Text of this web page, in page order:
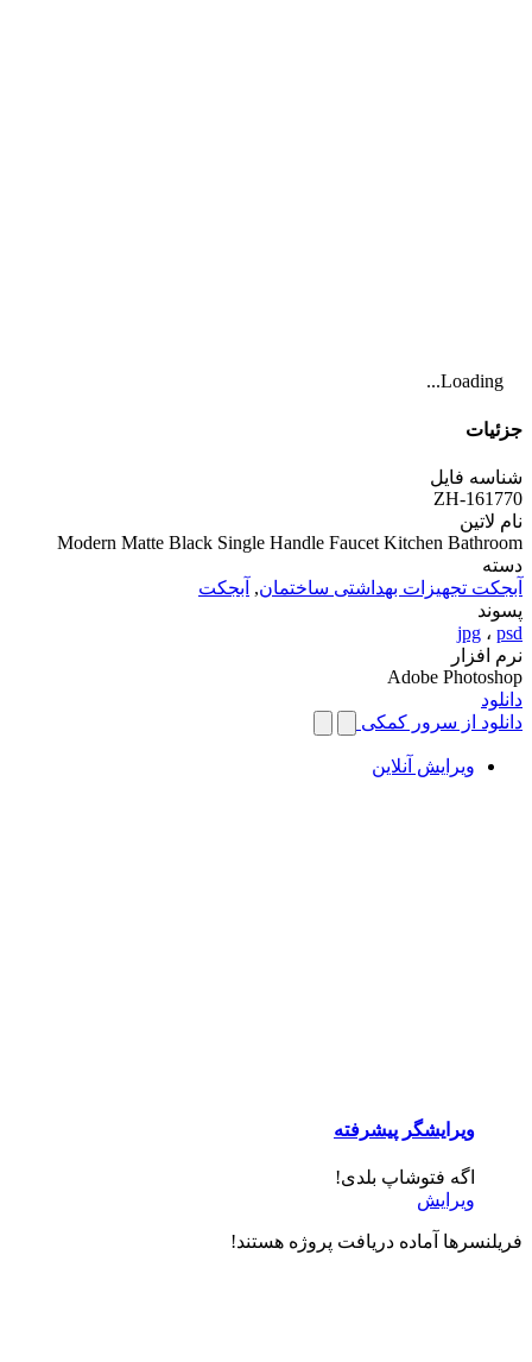
Loading...
جزئیات
شناسه فایل
ZH-161770
نام لاتین
Modern Matte Black Single Handle Faucet Kitchen Bathroom
دسته
آبجکت تجهیزات بهداشتی ساختمان, آبجکت
پسوند
jpg ، psd
نرم افزار
Adobe Photoshop
دانلود
دانلود از سرور کمکی
ویرایش آنلاین
ویرایشگر پیشرفته
اگه فتوشاپ بلدی!
ویرایش
فریلنسرها آماده دریافت پروژه هستند!